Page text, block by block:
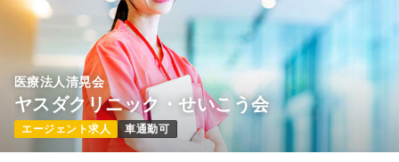
医療法人清晃会
ヤスダクリニック・せいこう会
エージェント求人 車通勤可